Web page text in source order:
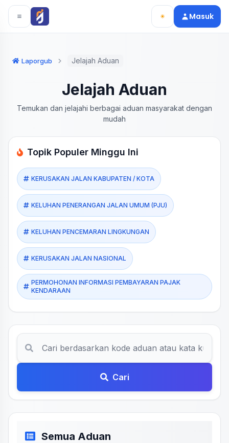
Langsung ke konten utama
Langsung ke navigasi
Masuk
Laporgub Jelajah Aduan
Jelajah Aduan
Temukan dan jelajahi berbagai aduan masyarakat dengan
mudah
Topik Populer Minggu Ini
KERUSAKAN JALAN KABUPATEN / KOTA
KELUHAN PENERANGAN JALAN UMUM (PJU)
KELUHAN PENCEMARAN LINGKUNGAN
KERUSAKAN JALAN NASIONAL
PERMOHONAN INFORMASI PEMBAYARAN PAJAK
KENDARAAN
Cari
Semua Aduan